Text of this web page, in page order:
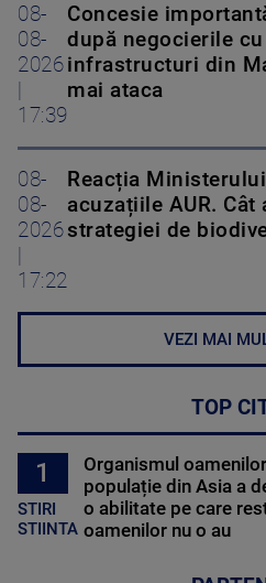
08-
08-
2026
17:39
Concesie
după negocierile cu
infrastructuri din
mai ataca
08-
08-
2026
17:22
Reacția
acuzațiile AUR.
strategiei de
VEZI MAI
TOP
1
STIRI
STIINTA
Organismul
populație din Asia a
o abilitate pe care
oamenilor nu o au